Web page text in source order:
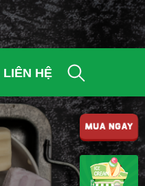
LIÊN HỆ
MUA NGAY